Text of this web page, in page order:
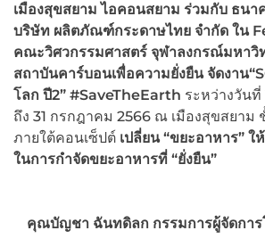
เมืองสุขสยาม ไอคอนสยาม ร่วมกับ ธนา
บริษัท ผลิตภัณฑ์กระดาษไทย จำกัด ใน
คณะวิศวกรรมศาสตร์ จุฬาลงกรณ์มหาวิ
สถาบันคาร์บอนเพื่อความยั่งยืน จัดงาน
โลก ปี2” #SaveTheEarth ระหว่างวัน
ถึง 31 กรกฎาคม 2566 ณ เมืองสุขสยาม
ภายใต้คอนเซ็ปต์ เปลี่ยน “ขยะอาหาร” ใ
ในการกำจัดขยะอาหารที่ “ยั่งยืน”
คุณบัญชา ฉันทดิลก กรรมการผู้จัดการ